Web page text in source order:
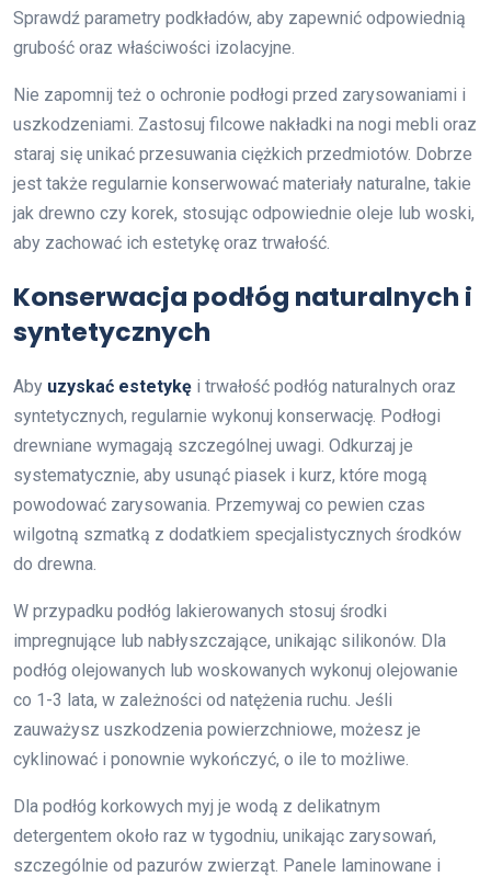
Sprawdź parametry podkładów, aby zapewnić odpowiednią
grubość oraz właściwości izolacyjne.
Nie zapomnij też o ochronie podłogi przed zarysowaniami i
uszkodzeniami. Zastosuj filcowe nakładki na nogi mebli oraz
staraj się unikać przesuwania ciężkich przedmiotów. Dobrze
jest także regularnie konserwować materiały naturalne, takie
jak drewno czy korek, stosując odpowiednie oleje lub woski,
aby zachować ich estetykę oraz trwałość.
Konserwacja podłóg naturalnych i
syntetycznych
Aby uzyskać estetykę i trwałość podłóg naturalnych oraz
syntetycznych, regularnie wykonuj konserwację. Podłogi
drewniane wymagają szczególnej uwagi. Odkurzaj je
systematycznie, aby usunąć piasek i kurz, które mogą
powodować zarysowania. Przemywaj co pewien czas
wilgotną szmatką z dodatkiem specjalistycznych środków
do drewna.
W przypadku podłóg lakierowanych stosuj środki
impregnujące lub nabłyszczające, unikając silikonów. Dla
podłóg olejowanych lub woskowanych wykonuj olejowanie
co 1-3 lata, w zależności od natężenia ruchu. Jeśli
zauważysz uszkodzenia powierzchniowe, możesz je
cyklinować i ponownie wykończyć, o ile to możliwe.
Dla podłóg korkowych myj je wodą z delikatnym
detergentem około raz w tygodniu, unikając zarysowań,
szczególnie od pazurów zwierząt. Panele laminowane i